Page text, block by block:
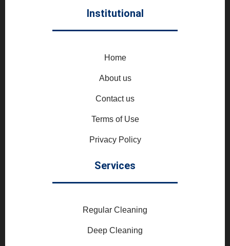
Institutional
Home
About us
Contact us
Terms of Use
Privacy Policy
Services
Regular Cleaning
Deep Cleaning